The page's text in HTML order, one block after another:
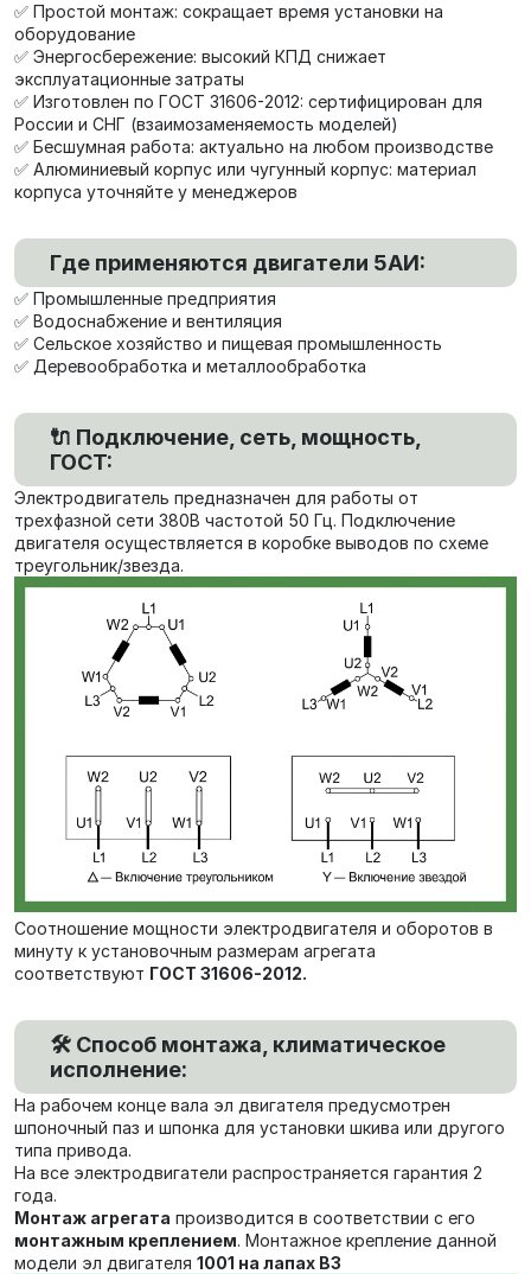
✅ Простой монтаж: сокращает время установки на
оборудование
✅ Энергосбережение: высокий КПД снижает
эксплуатационные затраты
✅ Изготовлен по ГОСТ 31606-2012: сертифицирован для
России и СНГ (взаимозаменяемость моделей)
✅ Бесшумная работа: актуально на любом производстве
✅ Алюминиевый корпус или чугунный корпус: материал
корпуса уточняйте у менеджеров
Где применяются двигатели 5АИ:
✅ Промышленные предприятия
✅ Водоснабжение и вентиляция
✅ Сельское хозяйство и пищевая промышленность
✅ Деревообработка и металлообработка
🔌 Подключение, сеть, мощность,
ГОСТ:
Электродвигатель предназначен для работы от
трехфазной сети 380В частотой 50 Гц. Подключение
двигателя осуществляется в коробке выводов по схеме
треугольник/звезда.
Соотношение мощности электродвигателя и оборотов в
минуту к установочным размерам агрегата
соответствуют ГОСТ 31606-2012.
🛠️ Способ монтажа, климатическое
исполнение:
На рабочем конце вала эл двигателя предусмотрен
шпоночный паз и шпонка для установки шкива или другого
типа привода.
На все электродвигатели распространяется гарантия 2
года.
Монтаж агрегата производится в соответствии с его
монтажным креплением. Монтажное крепление данной
модели эл двигателя 1001 на лапах В3